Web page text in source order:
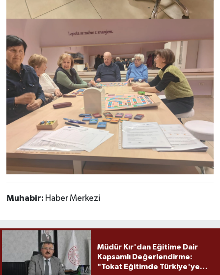
Muhabir: Haber Merkezi
Müdür Kır'dan Eğitime Dair
Kapsamlı Değerlendirme:
"Tokat Eğitimde Türkiye'ye